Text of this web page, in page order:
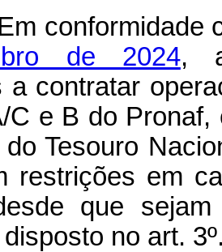
conformidade
de 2024,
a contratar
C e B do
Tesouro
restrições em
que
no art.